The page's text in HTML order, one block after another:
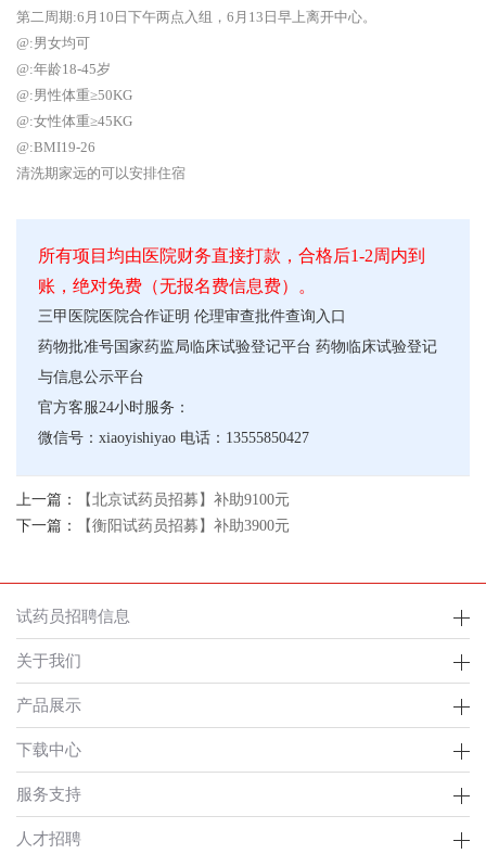
第二周期:6月10日下午两点入组，6月13日早上离开中心。
@:男女均可
@:年龄18-45岁
@:男性体重≥50KG
@:女性体重≥45KG
@:BMI19-26
清洗期家远的可以安排住宿
所有项目均由医院财务直接打款，合格后1-2周内到
账，绝对免费（无报名费信息费）。
三甲医院医院合作证明 伦理审查批件查询入口
药物批准号 国家药监局临床试验登记平台 药物临床试验登记
与信息公示平台
官方客服24小时服务：
微信号：xiaoyishiyao 电话：13555850427
上一篇：
【北京试药员招募】补助9100元
下一篇：
【衡阳试药员招募】补助3900元
试药员招聘信息
关于我们
产品展示
下载中心
服务支持
人才招聘